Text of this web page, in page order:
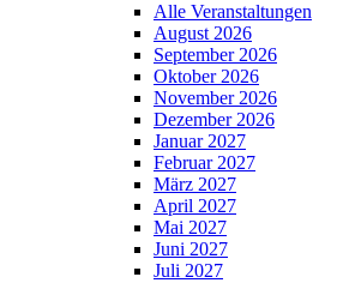
Alle Veranstaltungen
August 2026
September 2026
Oktober 2026
November 2026
Dezember 2026
Januar 2027
Februar 2027
März 2027
April 2027
Mai 2027
Juni 2027
Juli 2027